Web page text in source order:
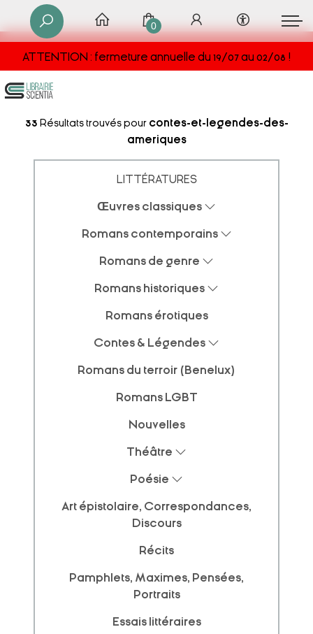
ATTENTION : fermeture annuelle du 19/07 au 02/08 !
0
33 Résultats trouvés pour contes-et-legendes-des-
ameriques
LITTÉRATURES
Œuvres classiques
Romans contemporains
Romans de genre
Romans historiques
Romans érotiques
Contes & Légendes
Romans du terroir (Benelux)
Romans LGBT
Nouvelles
Théâtre
Poésie
Art épistolaire, Correspondances,
Discours
Récits
Pamphlets, Maximes, Pensées,
Portraits
Essais littéraires